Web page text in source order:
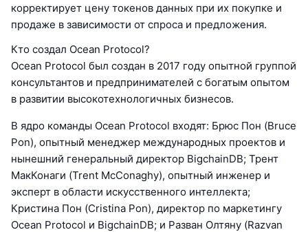
корректирует цену токенов данных при их покупке и
продаже в зависимости от спроса и предложения.
Кто создал Ocean Protocol?
Ocean Protocol был создан в 2017 году опытной группой
консультантов и предпринимателей с богатым опытом
в развитии высокотехнологичных бизнесов.
В ядро команды Ocean Protocol входят: Брюс Пон (Bruce
Pon), опытный менеджер международных проектов и
нынешний генеральный директор BigchainDB; Трент
МакКонаги (Trent McConaghy), опытный инженер и
эксперт в области искусственного интеллекта;
Кристина Пон (Cristina Pon), директор по маркетингу
Ocean Protocol и BigchainDB; и Разван Олтяну (Razvan